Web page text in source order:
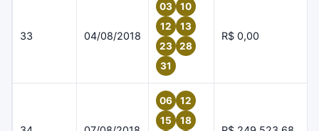
33 04/08/2018
03
10
12
13
23
28
31
R$ 0,00
06
12
15
18